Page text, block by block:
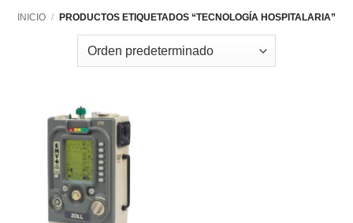
INICIO / PRODUCTOS ETIQUETADOS “TECNOLOGÍA HOSPITALARIA”